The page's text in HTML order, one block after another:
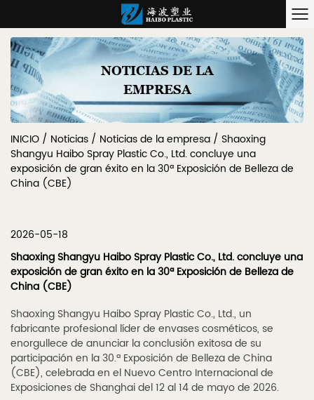
NOTICIAS DE LA
EMPRESA
INICIO / Noticias / Noticias de la empresa / Shaoxing
Shangyu Haibo Spray Plastic Co., Ltd. concluye una
exposición de gran éxito en la 30ª Exposición de Belleza de
China (CBE)
2026-05-18
Shaoxing Shangyu Haibo Spray Plastic Co., Ltd. concluye una
exposición de gran éxito en la 30ª Exposición de Belleza de
China (CBE)
Shaoxing Shangyu Haibo Spray Plastic Co., Ltd., un
fabricante profesional líder de envases cosméticos, se
enorgullece de anunciar la conclusión exitosa de su
participación en la 30.ª Exposición de Belleza de China
(CBE), celebrada en el Nuevo Centro Internacional de
Exposiciones de Shanghai del 12 al 14 de mayo de 2026.